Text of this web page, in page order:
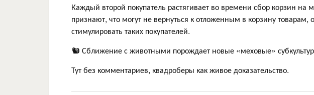
Каждый второй покупатель растягивает во времени сбор корзин на
признают, что могут не вернуться к отложенным в корзину товарам,
стимулировать таких покупателей.
🐿 Сближение с животными порождает новые «меховые»
Тут без комментариев, квадроберы как живое доказательство.